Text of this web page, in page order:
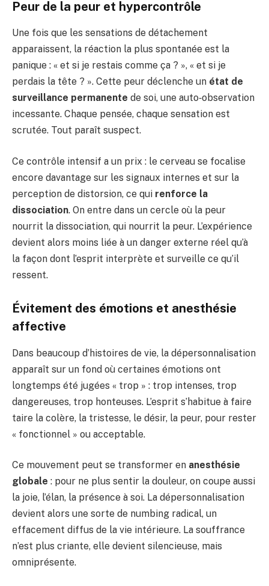
Peur de la peur et hypercontrôle
Une fois que les sensations de détachement
apparaissent, la réaction la plus spontanée est la
panique : « et si je restais comme ça ? », « et si je
perdais la tête ? ». Cette peur déclenche un état de
surveillance permanente de soi, une auto‑observation
incessante. Chaque pensée, chaque sensation est
scrutée. Tout paraît suspect.
Ce contrôle intensif a un prix : le cerveau se focalise
encore davantage sur les signaux internes et sur la
perception de distorsion, ce qui renforce la
dissociation. On entre dans un cercle où la peur
nourrit la dissociation, qui nourrit la peur. L’expérience
devient alors moins liée à un danger externe réel qu’à
la façon dont l’esprit interprète et surveille ce qu’il
ressent.
Évitement des émotions et anesthésie
affective
Dans beaucoup d’histoires de vie, la dépersonnalisation
apparaît sur un fond où certaines émotions ont
longtemps été jugées « trop » : trop intenses, trop
dangereuses, trop honteuses. L’esprit s’habitue à faire
taire la colère, la tristesse, le désir, la peur, pour rester
« fonctionnel » ou acceptable.
Ce mouvement peut se transformer en anesthésie
globale : pour ne plus sentir la douleur, on coupe aussi
la joie, l’élan, la présence à soi. La dépersonnalisation
devient alors une sorte de numbing radical, un
effacement diffus de la vie intérieure. La souffrance
n’est plus criante, elle devient silencieuse, mais
omniprésente.